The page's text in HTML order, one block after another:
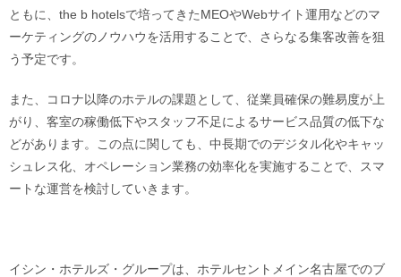
ともに、the b hotelsで培ってきたMEOやWebサイト運用などのマ
ーケティングのノウハウを活用することで、さらなる集客改善を狙
う予定です。
また、コロナ以降のホテルの課題として、従業員確保の難易度が上
がり、客室の稼働低下やスタッフ不足によるサービス品質の低下な
どがあります。この点に関しても、中長期でのデジタル化やキャッ
シュレス化、オペレーション業務の効率化を実施することで、スマ
ートな運営を検討していきます。
イシン・ホテルズ・グループは、ホテルセントメイン名古屋でのブ